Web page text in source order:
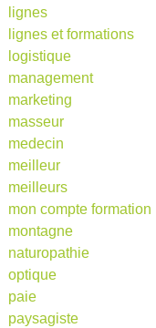
lignes
lignes et formations
logistique
management
marketing
masseur
medecin
meilleur
meilleurs
mon compte formation
montagne
naturopathie
optique
paie
paysagiste